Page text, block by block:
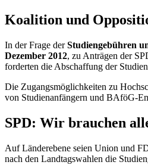
Koalition und
In der Frage derStudiengebühren
Dezember 2012, zu Anträgen der
forderten die Abschaffung der
Die Zugangsmöglichkeiten zu
von Studienanfängern und BAföG-
SPD: Wir brauchen
Auf Länderebene seien Union und
nach den Landtagswahlen die